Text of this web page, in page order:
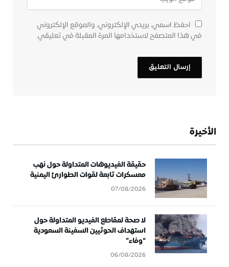
احفظ اسمي، بريدي الإلكتروني، والموقع الإلكتروني
في هذا المتصفح لاستخدامها المرة المقبلة في تعليقي.
الأخيرة
حقيقة الفيديوهات المتداولة حول نهب
معسكرات تابعة لقوات الطوارئ اليمنية
07/08/2026
لا صحة لمقاطع الفيديو المتداولة حول
استهداف الحوثيين السفينة السعودية
“وفاء”
06/08/2026